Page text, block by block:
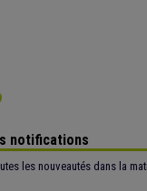
notifications
les nouveautés dans la